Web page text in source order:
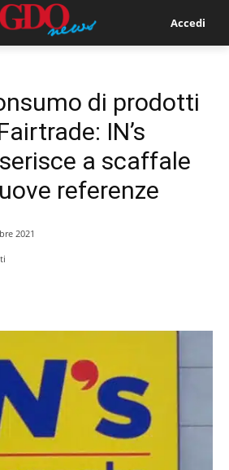
Accedi
di prodotti
IN’s
a scaffale
referenze
2021